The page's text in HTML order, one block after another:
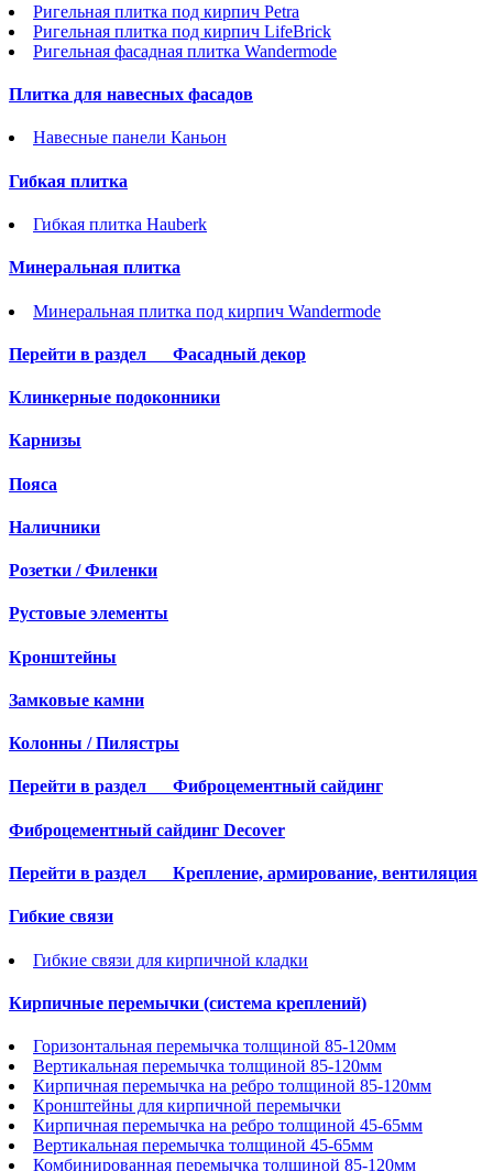
Ригельная плитка под кирпич Petra
Ригельная плитка под кирпич LifeBrick
Ригельная фасадная плитка Wandermode
Плитка для навесных фасадов
Навесные панели Каньон
Гибкая плитка
Гибкая плитка Hauberk
Минеральная плитка
Минеральная плитка под кирпич Wandermode
Перейти в раздел Фасадный декор
Клинкерные подоконники
Карнизы
Пояса
Наличники
Розетки / Филенки
Рустовые элементы
Кронштейны
Замковые камни
Колонны / Пилястры
Перейти в раздел Фиброцементный сайдинг
Фиброцементный сайдинг Decover
Перейти в раздел Крепление, армирование, вентиляция
Гибкие связи
Гибкие связи для кирпичной кладки
Кирпичные перемычки (система креплений)
Горизонтальная перемычка толщиной 85-120мм
Вертикальная перемычка толщиной 85-120мм
Кирпичная перемычка на ребро толщиной 85-120мм
Кронштейны для кирпичной перемычки
Кирпичная перемычка на ребро толщиной 45-65мм
Вертикальная перемычка толщиной 45-65мм
Комбинированная перемычка толщиной 85-120мм